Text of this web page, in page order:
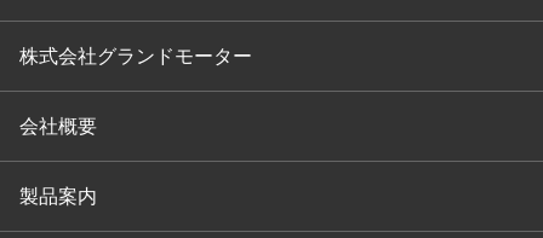
株式会社グランドモーター
会社概要
製品案内